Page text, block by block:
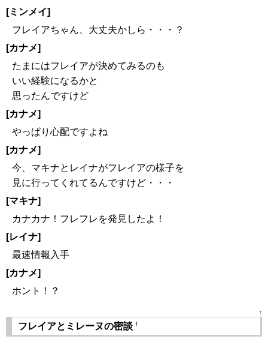
[ミンメイ]
フレイアちゃん、大丈夫かしら・・・？
[カナメ]
たまにはフレイアが決めてみるのも
いい経験になるかと
思ったんですけど
[カナメ]
やっぱり心配ですよね
[カナメ]
今、マキナとレイナがフレイアの様子を
見に行ってくれてるんですけど・・・
[マキナ]
カナカナ！フレフレを発見したよ！
[レイナ]
最速情報入手
[カナメ]
ホント！？
↑
フレイアとミレーヌの密談 †